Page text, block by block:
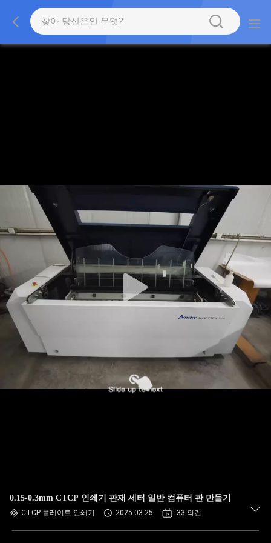
0.15-0.3mm CTCP 인쇄기 판재 세터 일반 컴퓨터 판 만들기
CTCP 플레이트 인쇄기 2025-03-25 33 의견